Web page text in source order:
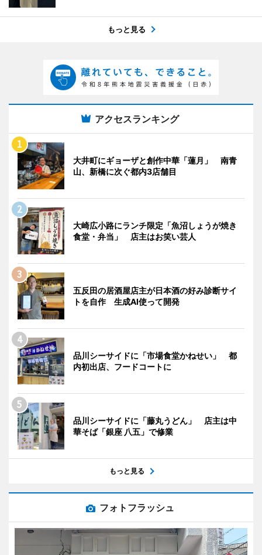
もっと見る
アクセスランキング
大井町にギョーザと創作中華「蓮月」 南青
山、新橋に次ぐ都内3店舗目
大崎広小路にランチ限定「魚沼しょうが焼き
食堂・弁当」 店主はお笑い芸人
五反田の居酒屋店主が日本酒の好み診断サイ
トを自作 生成AI使って開発
品川シーサイドに「市場食堂かねせい」 都
内初出店、フードコートに
品川シーサイドに「藤丸うどん」 店主は中
華そば「銀座 八五」で修業
もっと見る
フォトフラッシュ